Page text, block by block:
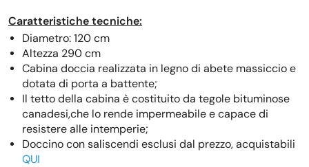
Caratteristiche tecniche:
Diametro: 120 cm
Altezza 290 cm
Cabina doccia realizzata in legno di abete massiccio e
dotata di porta a battente;
Il tetto della cabina è costituito da tegole bituminose
canadesi,che lo rende impermeabile e capace di
resistere alle intemperie;
Doccino con saliscendi esclusi dal prezzo, acquistabili
QUI